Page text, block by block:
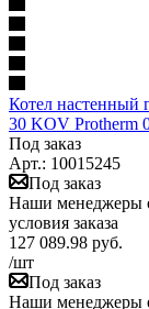
Котел настенный
30 KOV Protherm
Под заказ
Арт.: 10015245
Под заказ
Наши менеджеры
условия заказа
127 089.98 руб.
/шт
Под заказ
Наши менеджеры